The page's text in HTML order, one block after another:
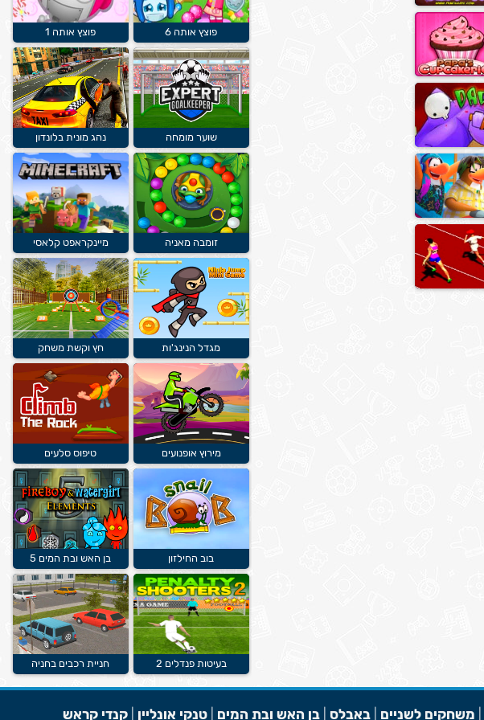
פוצץ אותה 6 פוצץ אותה 1
שוער מומחה נהג מונית בלונדון
זומבה מאניה מיינקראפט קלאסי
מגדל הנינג'ות חץ וקשת משחק
מירוץ אופנועים טיפוס סלעים
בוב החילזון בן האש ובת המים 5
בעיטות פנדלים 2 חניית רכבים בחניה
משחקים לשניים באבלס בן האש ובת המים טנקי אונליין קנדי קראש